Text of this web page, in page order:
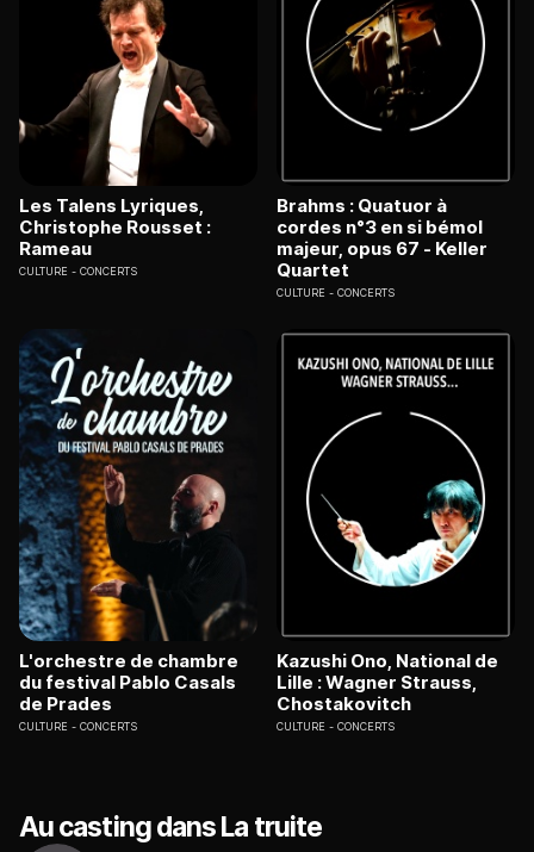
Les Talens Lyriques,
Christophe Rousset :
Rameau
CULTURE CONCERTS
Brahms : Quatuor à
cordes n°3 en si bémol
majeur, opus 67 - Keller
Quartet
CULTURE CONCERTS
L'orchestre de chambre
du festival Pablo Casals
de Prades
CULTURE CONCERTS
Kazushi Ono, National de
Lille : Wagner Strauss,
Chostakovitch
CULTURE CONCERTS
Au casting dans La truite